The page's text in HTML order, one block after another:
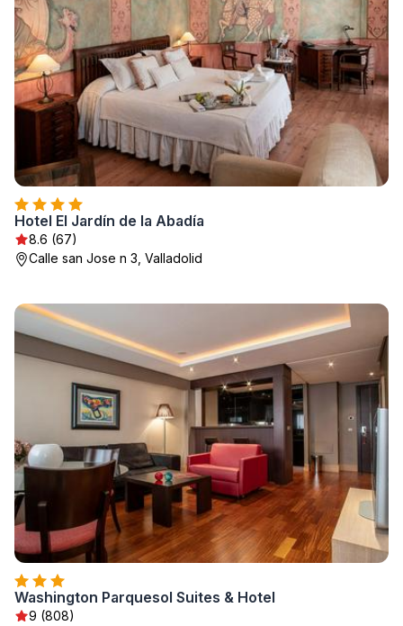
Hotel El Jardín de la Abadía
8.6 (67)
Calle san Jose n 3, Valladolid
Washington Parquesol Suites & Hotel
9 (808)